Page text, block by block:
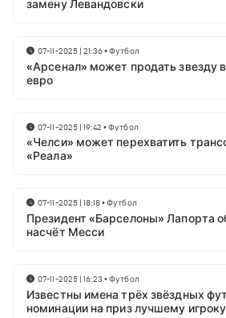
замену Левандовски
07-11-2025 | 21:36•Футбол
«Арсенал» может продать звезду
евро
07-11-2025 | 19:42 •Футбол
«Челси» может перехватить
«Реала»
07-11-2025 | 18:18•Футбол
Президент «Барселоны» Лапорта
насчёт Месси
07-11-2025 | 16:23 •Футбол
Известны имена трёх звёздных
номинации на приз лучшему